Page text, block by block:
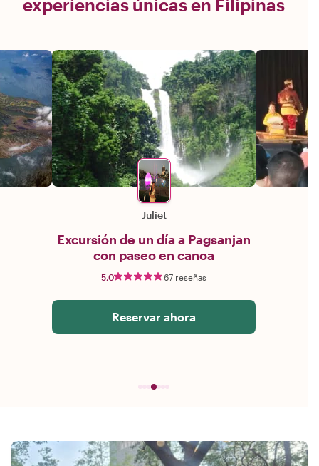
experiencias únicas en Filipinas
Juliet
Excursión de un día a Pagsanjan
con paseo en canoa
5,0 67 reseñas
Reservar ahora